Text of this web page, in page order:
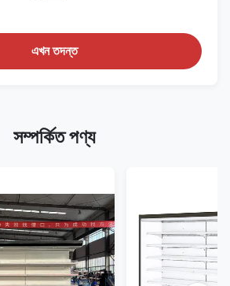
এখন তদন্ত
সম্পর্কিত পণ্য